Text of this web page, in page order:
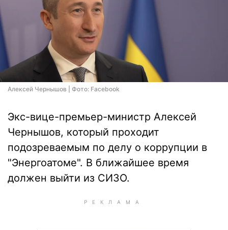
Алексей Чернышов | Фото: Facebook
Экс-вице-премьер-министр Алексей
Чернышов, который проходит
подозреваемым по делу о коррупции в
"Энергоатоме". В ближайшее время
должен выйти из СИЗО.